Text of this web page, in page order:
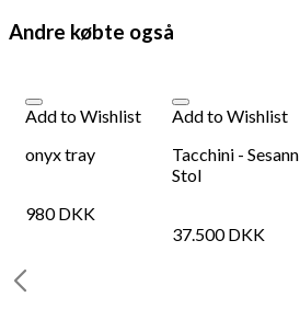
Andre købte også
Add to Wishlist
onyx tray
980DKK
Add to Wishlist
Tacchini - Sesann
Stol
37.500DKK